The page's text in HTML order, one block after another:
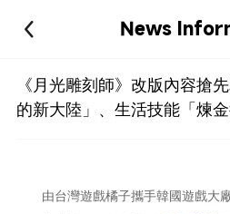
News
《月光雕刻師》改版內容搶
的新大陸」、生活技能「煉
由台灣遊戲橘子攜手韓國遊戲大廠